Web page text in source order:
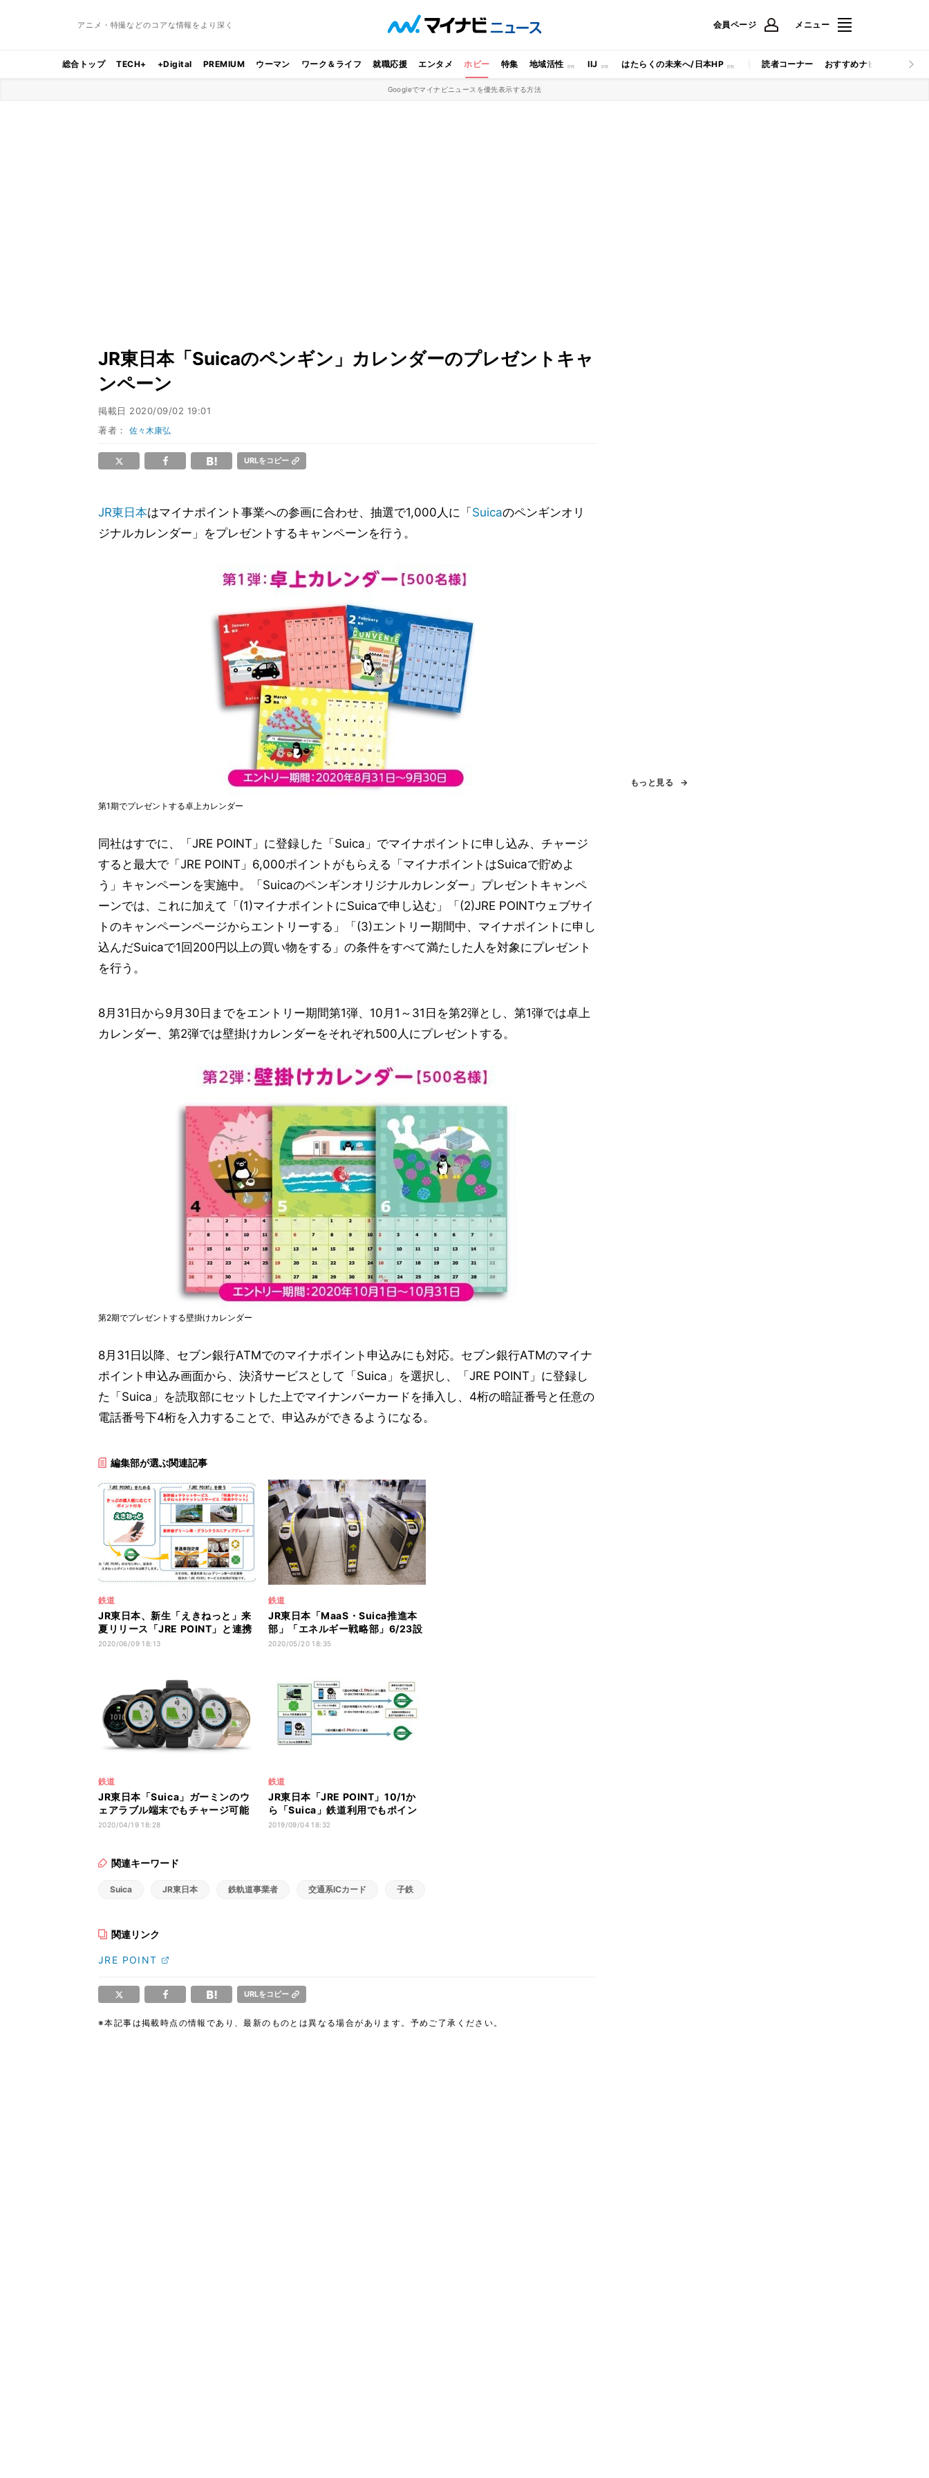
アニメ・特撮などのコアな情報をより深く 会員ページ メニュー
総合トップ TECH+ +Digital PREMIUM ウーマン ワーク＆ライフ 就職応援 エンタメ ホビー 特集 地域活性 IIJ はたらくの未来へ/日本HP 読者コーナー おすすめナビ マイナビ
Googleでマイナビニュースを優先表示する方法
JR東日本「Suicaのペンギン」カレンダーのプレゼントキャ
ンペーン
掲載日 2020/09/02 19:01
著者：佐々木康弘
URLをコピー
JR東日本はマイナポイント事業への参画に合わせ、抽選で1,000人に「 Suicaのペンギンオリ
ジナルカレンダー」をプレゼントするキャンペーンを行う。
第1期でプレゼントする卓上カレンダー
同社はすでに、「JRE POINT」に登録した「Suica」でマイナポイントに申し込み、チャージ
すると最大で「JRE POINT」6,000ポイントがもらえる「マイナポイントはSuicaで貯めよ
う」キャンペーンを実施中。「Suicaのペンギンオリジナルカレンダー」プレゼントキャンペ
ーンでは、これに加えて「(1)マイナポイントにSuicaで申し込む」「(2)JRE POINTウェブサイ
トのキャンペーンページからエントリーする」「(3)エントリー期間中、マイナポイントに申し
込んだSuicaで1回200円以上の買い物をする」の条件をすべて満たした人を対象にプレゼント
を行う。
8月31日から9月30日までをエントリー期間第1弾、10月1～31日を第2弾とし、第1弾では卓上
カレンダー、第2弾では壁掛けカレンダーをそれぞれ500人にプレゼントする。
第2期でプレゼントする壁掛けカレンダー
8月31日以降、セブン銀行ATMでのマイナポイント申込みにも対応。セブン銀行ATMのマイナ
ポイント申込み画面から、決済サービスとして「Suica」を選択し、「JRE POINT」に登録し
た「Suica」を読取部にセットした上でマイナンバーカードを挿入し、4桁の暗証番号と任意の
電話番号下4桁を入力することで、申込みができるようになる。
編集部が選ぶ関連記事
鉄道
JR東日本、新生「えきねっと」来
夏リリース「JRE POINT」と連携
も
2020/06/09 18:13
鉄道
JR東日本「MaaS・Suica推進本
部」「エネルギー戦略部」6/23設
置
2020/05/20 18:35
鉄道
JR東日本「Suica」ガーミンのウ
ェアラブル端末でもチャージ可能
に
2020/04/19 18:28
鉄道
JR東日本「JRE POINT」10/1か
ら「Suica」鉄道利用でもポイン
ト付与
2019/09/04 18:32
関連キーワード
Suica JR東日本 鉄軌道事業者 交通系ICカード 子鉄
関連リンク
JRE POINT
URLをコピー
※本記事は掲載時点の情報であり、最新のものとは異なる場合があります。予めご了承ください。
もっと見る